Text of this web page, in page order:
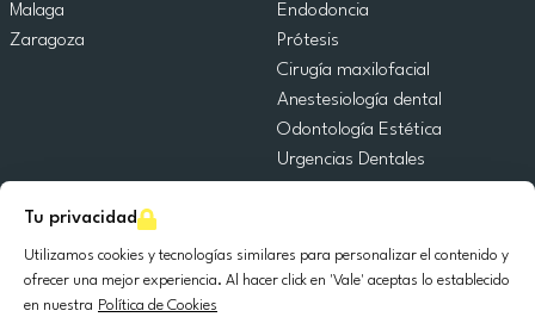
Tu privacidad
Utilizamos cookies y tecnologías similares para personalizar el contenido y
ofrecer una mejor experiencia. Al hacer click en 'Vale' aceptas lo establecido
en nuestra Política de Cookies
Malaga
Zaragoza
Endodoncia
Prótesis
Cirugía maxilofacial
Anestesiología dental
Odontología Estética
Urgencias Dentales
Cirugía Oral
Implantología dental